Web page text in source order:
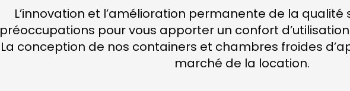
L’innovation et l’amélioration permanente de la
préoccupations pour vous apporter un confort
La conception de nos containers et chambres froides
marché de la location.